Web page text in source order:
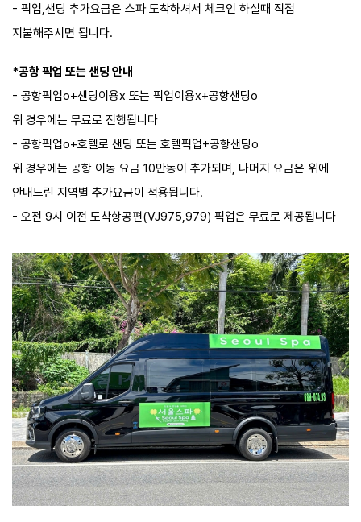
- 픽업,샌딩 추가요금은 스파 도착하셔서 체크인 하실때 직접
지불해주시면 됩니다.
*공항 픽업 또는 샌딩 안내
- 공항픽업o+샌딩이용x 또는 픽업이용x+공항샌딩o
위 경우에는 무료로 진행됩니다
- 공항픽업o+호텔로 샌딩 또는 호텔픽업+공항샌딩o
위 경우에는 공항 이동 요금 10만동이 추가되며, 나머지 요금은 위에
안내드린 지역별 추가요금이 적용됩니다.
- 오전 9시 이전 도착항공편(VJ975,979) 픽업은 무료로 제공됩니다​